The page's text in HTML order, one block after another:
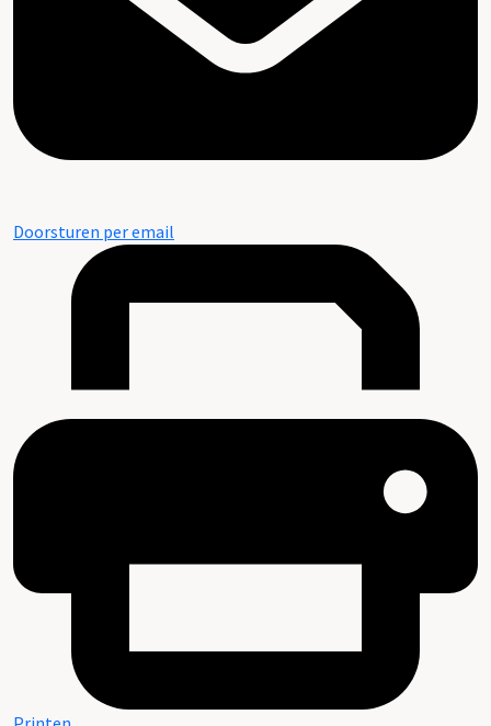
Doorsturen per email